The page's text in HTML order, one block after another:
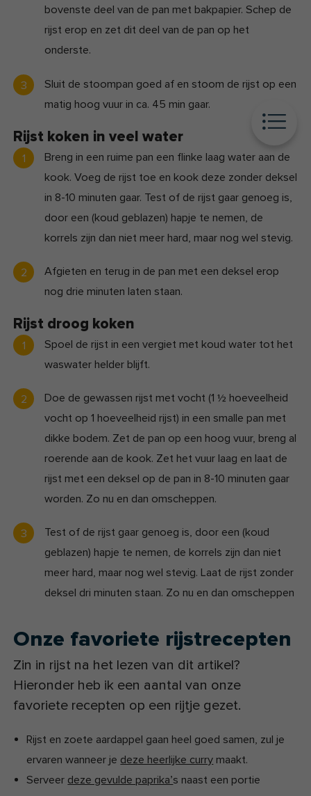
bovenste deel van de pan met bakpapier. Schep de
rijst erop en zet dit deel van de pan op het
onderste.
Sluit de stoompan goed af en stoom de rijst op een
matig hoog vuur in ca. 45 min gaar.
Rijst koken in veel water
Breng in een ruime pan een flinke laag water aan de
kook. Voeg de rijst toe en kook deze zonder deksel
in 8-10 minuten gaar. Test of de rijst gaar genoeg is,
door een (koud geblazen) hapje te nemen, de
korrels zijn dan niet meer hard, maar nog wel stevig.
Afgieten en terug in de pan met een deksel erop
nog drie minuten laten staan.
Rijst droog koken
Spoel de rijst in een vergiet met koud water tot het
waswater helder blijft.
Doe de gewassen rijst met vocht (1 ½ hoeveelheid
vocht op 1 hoeveelheid rijst) in een smalle pan met
dikke bodem. Zet de pan op een hoog vuur, breng al
roerende aan de kook. Zet het vuur laag en laat de
rijst met een deksel op de pan in 8-10 minuten gaar
worden. Zo nu en dan omscheppen.
Test of de rijst gaar genoeg is, door een (koud
geblazen) hapje te nemen, de korrels zijn dan niet
meer hard, maar nog wel stevig. Laat de rijst zonder
deksel dri minuten staan. Zo nu en dan omscheppen
Onze favoriete rijstrecepten
Zin in rijst na het lezen van dit artikel?
Hieronder heb ik een aantal van onze
favoriete recepten op een rijtje gezet.
Rijst en zoete aardappel gaan heel goed samen, zul je
ervaren wanneer je deze heerlijke curry maakt.
Serveer deze gevulde paprika’s naast een portie